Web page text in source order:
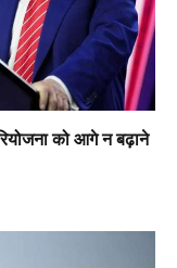
को आगे न बढ़ाने